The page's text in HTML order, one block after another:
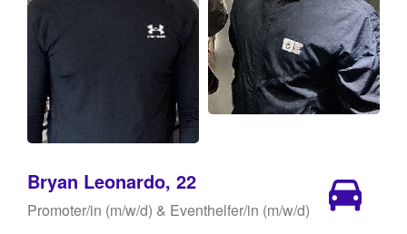
Bryan Leonardo, 22
Promoter/in (m/w/d) & Eventhelfer/in (m/w/d)